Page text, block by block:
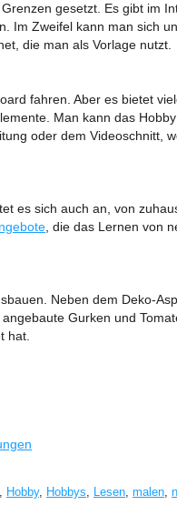
gesetzt. Es gibt im
Im Zweifel kann man sich
die man als Vorlage nutzt.
fahren. Aber es bietet
Man kann das
oder dem Videoschnitt,
es sich auch an, von
, die das Lernen von
Neben dem Deko-
Gurken und
hat.
, Hobby, Hobbys, Lesen, malen,